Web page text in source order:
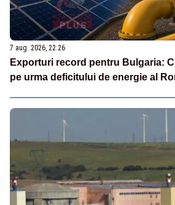
7 aug. 2026, 22:26
Exporturi record pentru Bulgaria:
pe urma deficitului de energie al